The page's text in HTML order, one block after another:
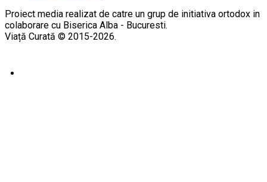
Proiect media realizat de catre un grup de initiativa ortodox in
colaborare cu Biserica Alba - Bucuresti.
Viață Curată © 2015-2026.